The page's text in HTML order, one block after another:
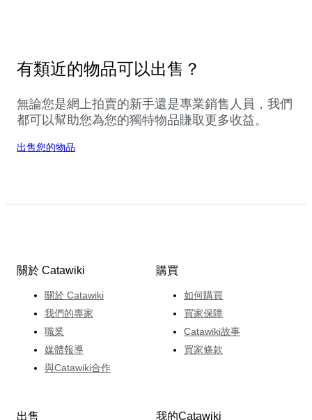
有類近的物品可以出售？
無論您是網上拍賣的新手還是專業銷售人員，我們
都可以幫助您為您的獨特物品賺取更多收益。
出售您的物品
關於 Catawiki
關於 Catawiki
我們的專家
職業
媒體報導
與Catawiki合作
購買
如何購買
買家保障
Catawiki故事
買家條款
出售 我的Catawiki